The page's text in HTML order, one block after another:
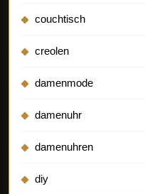
couchtisch
creolen
damenmode
damenuhr
damenuhren
diy